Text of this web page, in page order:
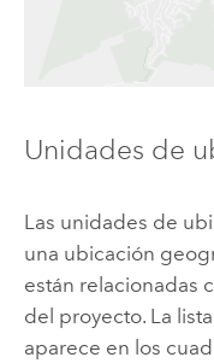
Unidades de
Las unidades de
una ubicación
están relacionadas
del proyecto. La
aparece en los